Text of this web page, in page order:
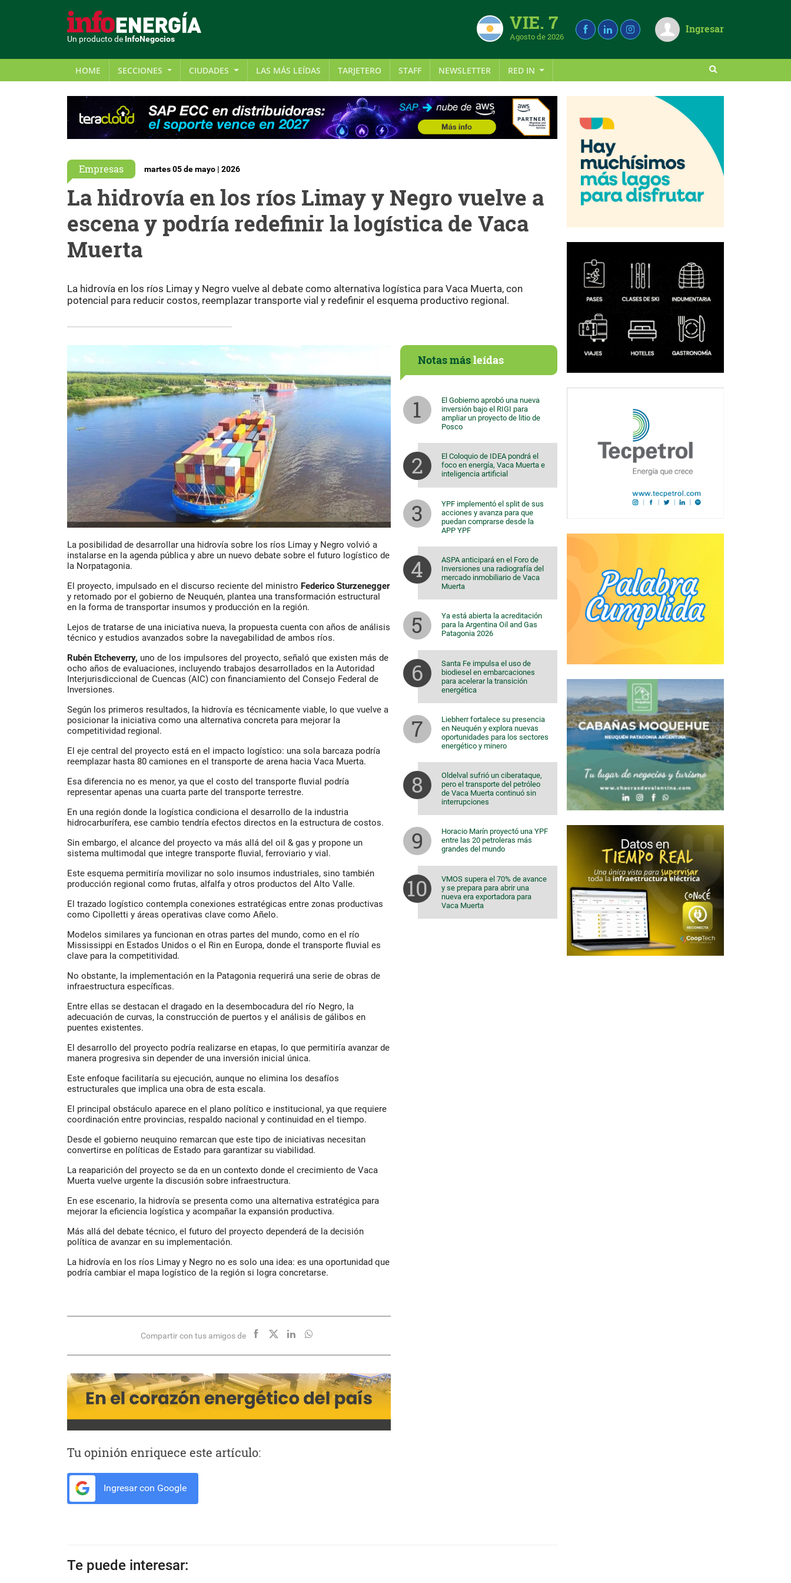
Un producto de InfoNegocios
VIE. 7
Agosto de 2026
Ingresar
HOME SECCIONES CIUDADES LAS MÁS LEÍDAS TARJETERO STAFF NEWSLETTER RED IN
Empresas martes 05 de mayo | 2026
La hidrovía en los ríos Limay y Negro vuelve a
escena y podría redefinir la logística de Vaca
Muerta
La hidrovía en los ríos Limay y Negro vuelve al debate como alternativa logística para Vaca Muerta, con
potencial para reducir costos, reemplazar transporte vial y redefinir el esquema productivo regional.
La posibilidad de desarrollar una hidrovía sobre los ríos Limay y Negro volvió a
instalarse en la agenda pública y abre un nuevo debate sobre el futuro logístico de
la Norpatagonia.
El proyecto, impulsado en el discurso reciente del ministro Federico Sturzenegger
y retomado por el gobierno de Neuquén, plantea una transformación estructural
en la forma de transportar insumos y producción en la región.
Lejos de tratarse de una iniciativa nueva, la propuesta cuenta con años de análisis
técnico y estudios avanzados sobre la navegabilidad de ambos ríos.
Rubén Etcheverry, uno de los impulsores del proyecto, señaló que existen más de
ocho años de evaluaciones, incluyendo trabajos desarrollados en la Autoridad
Interjurisdiccional de Cuencas (AIC) con financiamiento del Consejo Federal de
Inversiones.
Según los primeros resultados, la hidrovía es técnicamente viable, lo que vuelve a
posicionar la iniciativa como una alternativa concreta para mejorar la
competitividad regional.
El eje central del proyecto está en el impacto logístico: una sola barcaza podría
reemplazar hasta 80 camiones en el transporte de arena hacia Vaca Muerta.
Esa diferencia no es menor, ya que el costo del transporte fluvial podría
representar apenas una cuarta parte del transporte terrestre.
En una región donde la logística condiciona el desarrollo de la industria
hidrocarburífera, ese cambio tendría efectos directos en la estructura de costos.
Sin embargo, el alcance del proyecto va más allá del oil & gas y propone un
sistema multimodal que integre transporte fluvial, ferroviario y vial.
Este esquema permitiría movilizar no solo insumos industriales, sino también
producción regional como frutas, alfalfa y otros productos del Alto Valle.
El trazado logístico contempla conexiones estratégicas entre zonas productivas
como Cipolletti y áreas operativas clave como Añelo.
Modelos similares ya funcionan en otras partes del mundo, como en el río
Mississippi en Estados Unidos o el Rin en Europa, donde el transporte fluvial es
clave para la competitividad.
No obstante, la implementación en la Patagonia requerirá una serie de obras de
infraestructura específicas.
Entre ellas se destacan el dragado en la desembocadura del río Negro, la
adecuación de curvas, la construcción de puertos y el análisis de gálibos en
puentes existentes.
El desarrollo del proyecto podría realizarse en etapas, lo que permitiría avanzar de
manera progresiva sin depender de una inversión inicial única.
Este enfoque facilitaría su ejecución, aunque no elimina los desafíos
estructurales que implica una obra de esta escala.
El principal obstáculo aparece en el plano político e institucional, ya que requiere
coordinación entre provincias, respaldo nacional y continuidad en el tiempo.
Desde el gobierno neuquino remarcan que este tipo de iniciativas necesitan
convertirse en políticas de Estado para garantizar su viabilidad.
La reaparición del proyecto se da en un contexto donde el crecimiento de Vaca
Muerta vuelve urgente la discusión sobre infraestructura.
En ese escenario, la hidrovía se presenta como una alternativa estratégica para
mejorar la eficiencia logística y acompañar la expansión productiva.
Más allá del debate técnico, el futuro del proyecto dependerá de la decisión
política de avanzar en su implementación.
La hidrovía en los ríos Limay y Negro no es solo una idea: es una oportunidad que
podría cambiar el mapa logístico de la región si logra concretarse.
Compartir con tus amigos de
Tu opinión enriquece este artículo:
Ingresar con Google
Notas másleídas
El Gobierno aprobó una nueva
inversión bajo el RIGI para
ampliar un proyecto de litio de
Posco
El Coloquio de IDEA pondrá el
foco en energía, Vaca Muerta e
inteligencia artificial
YPF implementó el split de sus
acciones y avanza para que
puedan comprarse desde la
APP YPF
ASPA anticipará en el Foro de
Inversiones una radiografía del
mercado inmobiliario de Vaca
Muerta
Ya está abierta la acreditación
para la Argentina Oil and Gas
Patagonia 2026
Santa Fe impulsa el uso de
biodiesel en embarcaciones
para acelerar la transición
energética
Liebherr fortalece su presencia
en Neuquén y explora nuevas
oportunidades para los sectores
energético y minero
Oldelval sufrió un ciberataque,
pero el transporte del petróleo
de Vaca Muerta continuó sin
interrupciones
Horacio Marín proyectó una YPF
entre las 20 petroleras más
grandes del mundo
VMOS supera el 70% de avance
y se prepara para abrir una
nueva era exportadora para
Vaca Muerta
Te puede interesar: